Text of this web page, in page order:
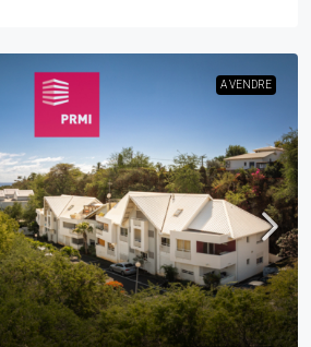
A VENDRE